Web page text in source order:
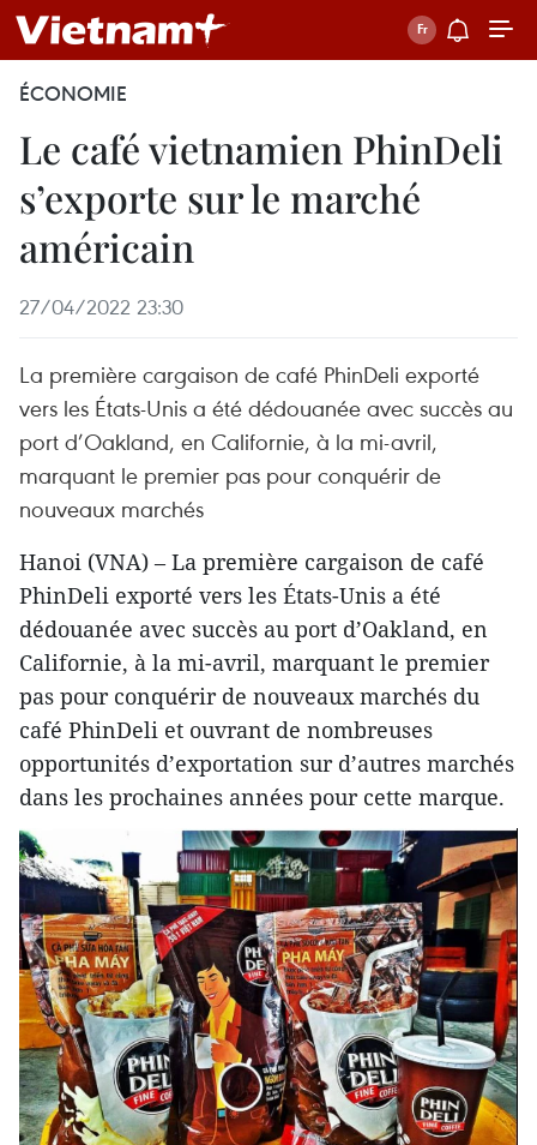
ÉCONOMIE
Le café vietnamien PhinDeli
s’exporte sur le marché
américain
27/04/2022 23:30
La première cargaison de café PhinDeli exporté
vers les États-Unis a été dédouanée avec succès au
port d’Oakland, en Californie, à la mi-avril,
marquant le premier pas pour conquérir de
nouveaux marchés
Hanoi (VNA) – La première cargaison de café
PhinDeli exporté vers les États-Unis a été
dédouanée avec succès au port d’Oakland, en
Californie, à la mi-avril, marquant le premier
pas pour conquérir de nouveaux marchés du
café PhinDeli et ouvrant de nombreuses
opportunités d’exportation sur d’autres marchés
dans les prochaines années pour cette marque.